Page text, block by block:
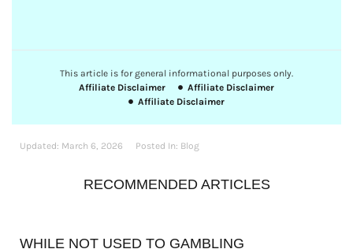
This article is for general informational purposes only.
Affiliate Disclaimer
Affiliate Disclaimer
Affiliate Disclaimer
Updated: March 6, 2026 Posted In: Blog
RECOMMENDED ARTICLES
WHILE NOT USED TO GAMBLING